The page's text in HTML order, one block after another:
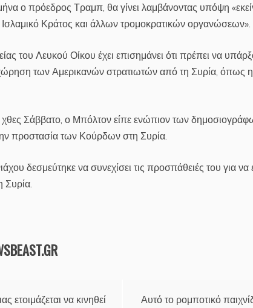
ο πρόεδρος Τραμπ, θα γίνει λαμβάνοντας υπόψη
Κράτος και άλλων τρομοκρατικών οργανώσεων».
του Λευκού Οίκου έχει επισημάνει ότι πρέπει να
των Αμερικανών στρατιωτών από τη Συρία, όπως
Σάββατο, ο Μπόλτον είπε ενώπιον των
προστασία των Κούρδων στη Συρία.
δεσμεύτηκε να συνεχίσει τις προσπάθειές του για να
Συρία.
ετοιμάζεται να κινηθεί
Αυτό το ρομποτικό